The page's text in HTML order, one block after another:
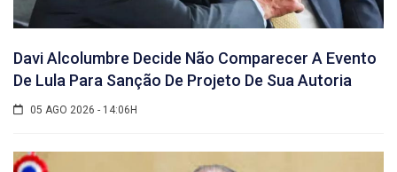
Davi Alcolumbre Decide Não Comparecer A Evento
De Lula Para Sanção De Projeto De Sua Autoria
05 AGO 2026 - 14:06H